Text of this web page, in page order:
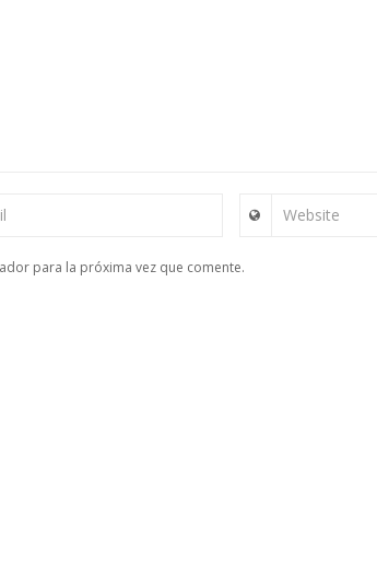
Website
para la próxima vez que comente.